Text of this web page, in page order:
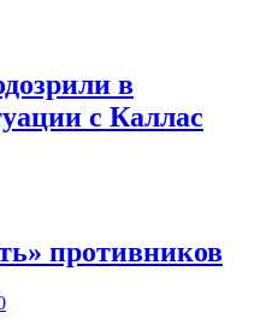
в
с Каллас
противников